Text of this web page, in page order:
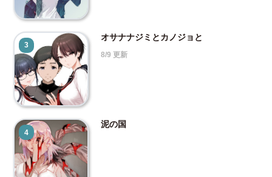
3
オサナナジミとカノジョと
8/9 更新
4
泥の国